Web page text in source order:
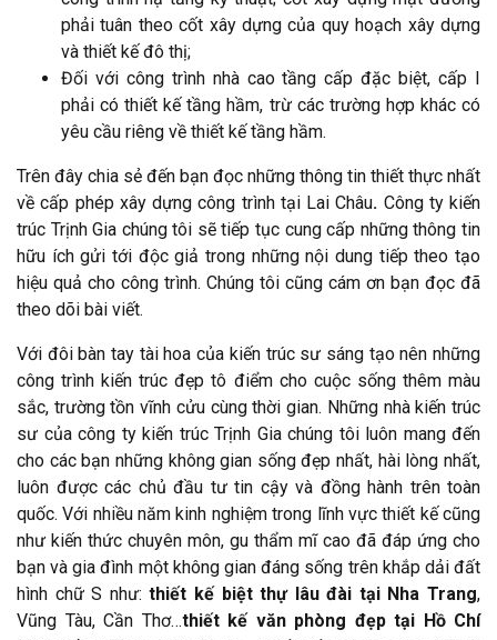
phải tuân theo cốt xây dựng của quy hoạch xây dựng
và thiết kế đô thị;
Đối với công trình nhà cao tầng cấp đặc biệt, cấp I
phải có thiết kế tầng hầm, trừ các trường hợp khác có
yêu cầu riêng về thiết kế tầng hầm.
Trên đây chia sẻ đến bạn đọc những thông tin thiết thực nhất
về cấp phép xây dựng công trình tại Lai Châu. Công ty kiến
trúc Trịnh Gia chúng tôi sẽ tiếp tục cung cấp những thông tin
hữu ích gửi tới độc giả trong những nội dung tiếp theo tạo
hiệu quả cho công trình. Chúng tôi cũng cám ơn bạn đọc đã
theo dõi bài viết.
Với đôi bàn tay tài hoa của kiến trúc sư sáng tạo nên những
công trình kiến trúc đẹp tô điểm cho cuộc sống thêm màu
sắc, trường tồn vĩnh cửu cùng thời gian. Những nhà kiến trúc
sư của công ty kiến trúc Trịnh Gia chúng tôi luôn mang đến
cho các bạn những không gian sống đẹp nhất, hài lòng nhất,
luôn được các chủ đầu tư tin cậy và đồng hành trên toàn
quốc. Với nhiều năm kinh nghiệm trong lĩnh vực thiết kế cũng
như kiến thức chuyên môn, gu thẩm mĩ cao đã đáp ứng cho
bạn và gia đình một không gian đáng sống trên khắp dải đất
hình chữ S như:thiết kế biệt thự lâu đài tại Nha Trang,
Vũng Tàu, Cần Thơ…thiết kế văn phòng đẹp tại Hồ Chí